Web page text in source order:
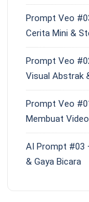
Prompt Veo
Cerita Mini &
Prompt Veo
Visual Abstrak
Prompt Veo
Membuat
AI Prompt #03
& Gaya Bicara